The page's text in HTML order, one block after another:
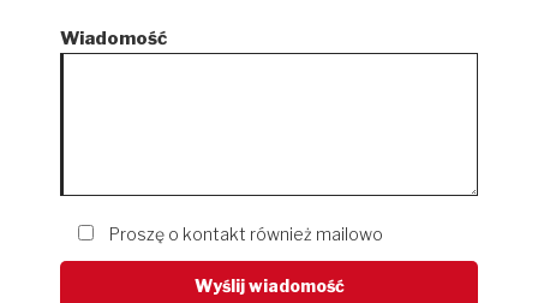
Wiadomość
Proszę o kontakt również mailowo